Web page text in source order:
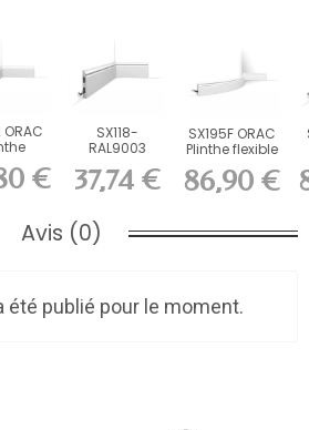
ORAC
H8,5...€
SX118-
RAL9003
ORAC Plinthe
Duropolymer...
37,74 €
SX195F ORAC
Plinthe flexible
Flex L200 x...
86,90 €
Avis (0)
été publié pour le moment.